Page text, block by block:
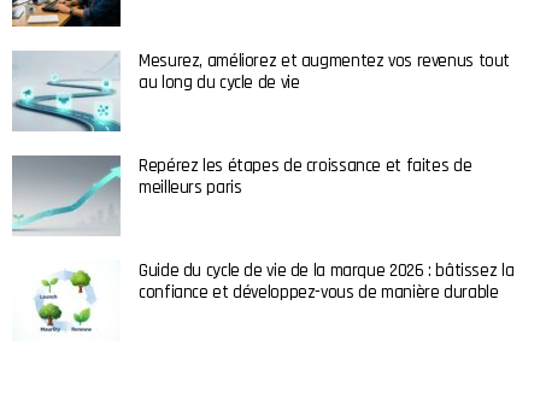
Mesurez, améliorez et augmentez vos revenus tout
au long du cycle de vie
Repérez les étapes de croissance et faites de
meilleurs paris
Guide du cycle de vie de la marque 2026 : bâtissez la
confiance et développez-vous de manière durable